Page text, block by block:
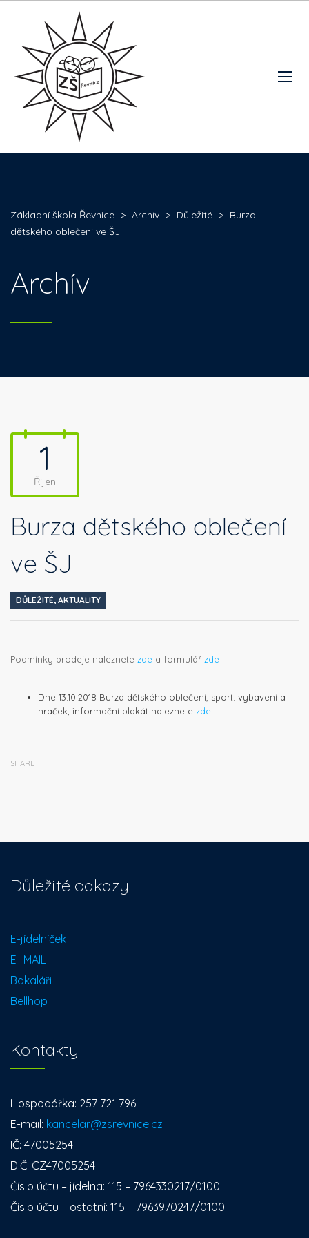
Základní škola Řevnice > Archív > Důležité > Burza
dětského oblečení ve ŠJ
Archív
1
Říjen
Burza dětského oblečení
ve ŠJ
DŮLEŽITÉ, AKTUALITY
Podmínky prodeje naleznete zde a formulář zde
Dne 13.10.2018 Burza dětského oblečení, sport. vybavení a
hraček, informační plakát naleznete zde
SHARE
Důležité odkazy
E-jídelníček
E -MAIL
Bakaláři
Bellhop
Kontakty
Hospodářka: 257 721 796
E-mail: kancelar@zsrevnice.cz
IČ: 47005254
DIČ: CZ47005254
Číslo účtu – jídelna: 115 – 7964330217/0100
Číslo účtu – ostatní: 115 – 7963970247/0100